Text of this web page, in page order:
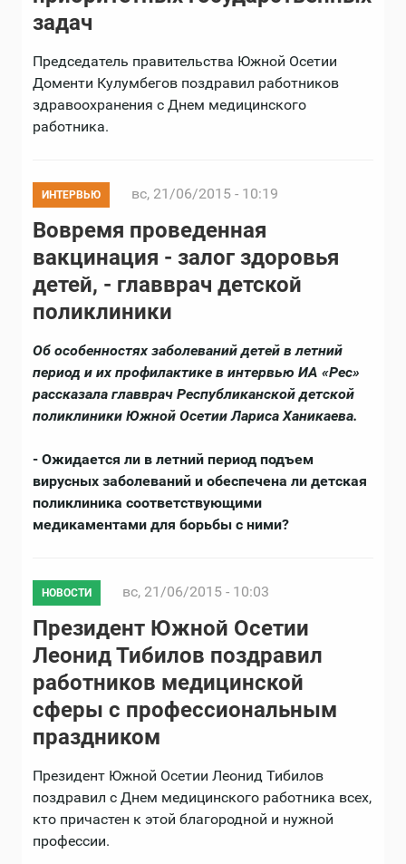
задач
Председатель правительства Южной Осетии
Доменти Кулумбегов поздравил работников
здравоохранения с Днем медицинского
работника.
ИНТЕРВЬЮ вс, 21/06/2015 - 10:19
Вовремя проведенная
вакцинация - залог здоровья
детей, - главврач детской
поликлиники
Об особенностях заболеваний детей в летний
период и их профилактике в интервью ИА «Рес»
рассказала главврач Республиканской детской
поликлиники Южной Осетии Лариса Ханикаева.
- Ожидается ли в летний период подъем
вирусных заболеваний и обеспечена ли детская
поликлиника соответствующими
медикаментами для борьбы с ними?
НОВОСТИ вс, 21/06/2015 - 10:03
Президент Южной Осетии
Леонид Тибилов поздравил
работников медицинской
сферы с профессиональным
праздником
Президент Южной Осетии Леонид Тибилов
поздравил с Днем медицинского работника всех,
кто причастен к этой благородной и нужной
профессии.